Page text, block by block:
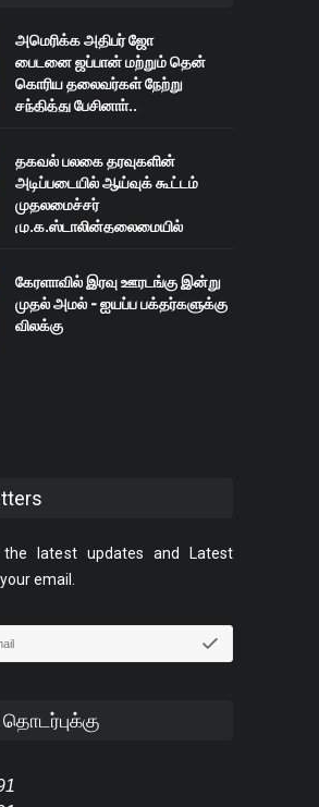
அமெரிக்க அதிபர் ஜோ
பைடனை ஜப்பான் மற்றும் தென்
கொரிய தலைவர்கள் நேற்று
சந்தித்து பேசினாா்..
தகவல் பலகை தரவுகளின்
அடிப்படையில் ஆய்வுக் கூட்டம்
முதலமைச்சர்
மு.க.ஸ்டாலின்தலைமையில்
கேரளாவில் இரவு ஊரடங்கு இன்று
முதல் அமல் - ஐயப்ப பக்தர்களுக்கு
விலக்கு
the latest updates and Latest
email.